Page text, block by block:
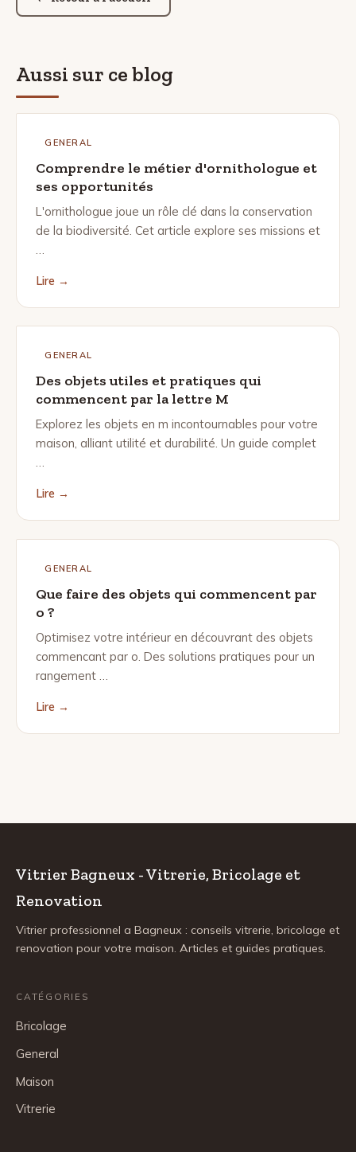
Aussi sur ce blog
GENERAL
Comprendre le métier d'ornithologue et
ses opportunités
L'ornithologue joue un rôle clé dans la conservation
de la biodiversité. Cet article explore ses missions et
…
Lire →
GENERAL
Des objets utiles et pratiques qui
commencent par la lettre M
Explorez les objets en m incontournables pour votre
maison, alliant utilité et durabilité. Un guide complet
…
Lire →
GENERAL
Que faire des objets qui commencent par
o ?
Optimisez votre intérieur en découvrant des objets
commencant par o. Des solutions pratiques pour un
rangement …
Lire →
Vitrier Bagneux - Vitrerie, Bricolage et
Renovation
Vitrier professionnel a Bagneux : conseils vitrerie, bricolage et
renovation pour votre maison. Articles et guides pratiques.
CATÉGORIES
Bricolage
General
Maison
Vitrerie